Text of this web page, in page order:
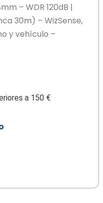
– WDR 120dB |
30m) – WizSense,
y vehículo –
a 150 €